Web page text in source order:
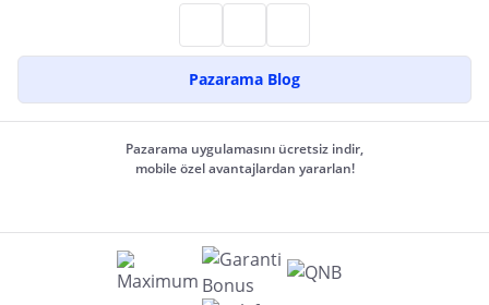
Pazarama Blog
Pazarama uygulamasını ücretsiz indir,
mobile özel avantajlardan yararlan!